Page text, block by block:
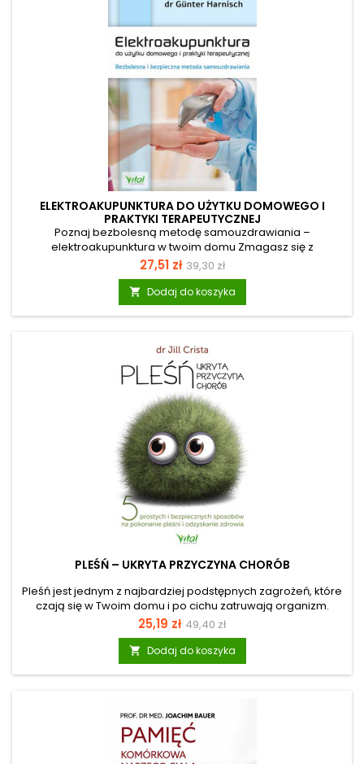
nerwowy...
ELEKTROAKUPUNKTURA DO UŻYTKU DOMOWEGO I
PRAKTYKI TERAPEUTYCZNEJ
Poznaj bezbolesną metodę samouzdrawiania –
elektroakupunktura w twoim domu Zmagasz się z
przewlekłymi dolegliwościami, takimi jak ból pleców,
powracający ból głowy czy dokuczliwe alergie? Książka
“Elektroakupunktura do użytku domowego i praktyki
terapeutycznej” to praktyczny przewodnik, który unikalnie
łączy tysiącletnią mądrość Tradycyjnej Medycyny Chińskiej z
całkowicie bezigłowo i bezpiecznie stymulować meridiany w
ciele. To idealne...
Cena
27,51 zł Cena
podstawowa
39,30 zł
 Dodaj do koszyka
PLEŚŃ – UKRYTA PRZYCZYNA CHORÓB
Pleśń jest jednym z najbardziej podstępnych zagrożeń, które
czają się w Twoim domu i po cichu zatruwają organizm.
Autorka, która jest doktorem naturopatii i uznaną specjalistką
od chorób wywołanych przez pleśń, opisuje, jak bardzo
pleśń jest toksyczna. Podpowiada również, jak jej uniknąć.
Oferuje terapię przeciwgrzybiczą opartą na naturalnych
produktach, a także zamieszcza listę potraw i suplementów,
Cena
25,19 zł Cena
podstawowa
49,40 zł
 Dodaj do koszyka